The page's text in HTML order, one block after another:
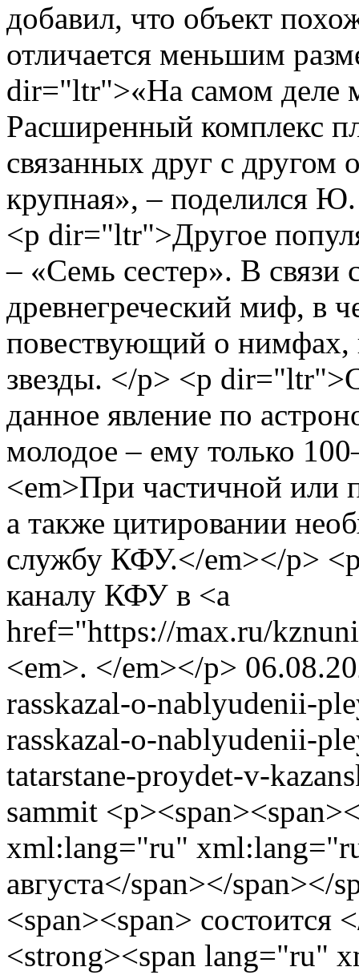
добавил, что объект
отличается меньшим
dir="ltr">«На самом деле
Расширенный комплекс
связанных друг с другом
крупная», – поделился
<p dir="ltr">Другое
– «Семь сестер». В связи
древнегреческий миф, в
повествующий о нимфах,
звезды. </p> <p
данное явление по
молодое – ему только
<em>При частичной или
а также цитировании
службу КФУ.</em></p>
каналу КФУ в <a
href="https://max.ru/
<em>. </em></p>
rasskazal-o-nablyudenii-
rasskazal-o-nablyudenii-
tatarstane-proydet-v-
sammit <p><span><span><span><strong><span lang="ru" xml:lang="ru" xml:lang="ru"><span><span>С 26 по 30 августа</span></span></span></strong><strong><span><span><span> состоится </span></span></span></strong><strong><span lang="ru" xml:lang="ru" xml:lang="ru"><span><span>V Казанский глобальный молод</span></span></span></strong><strong><span><span><span>е</span></span></span></strong><strong><span lang="ru" xml:lang="ru" xml:lang="ru"><span><span>жный саммит</span></span></span></strong><strong><span><span><span>.</span></span></span></strong></span></span></span></p> <p><span><span><span><span lang="ru" xml:lang="ru" xml:lang="ru"><span><span>Организаторами </span></span></span><span><span><span>с</span></span></span><span lang="ru" xml:lang="ru" xml:lang="ru"><span><span>аммита выступают Правительство Р</span></span></span><span><span><span>Т</span></span></span><span lang="ru" xml:lang="ru" xml:lang="ru"><span><span>, Министерство науки и высшего образования Р</span></span></span><span><span><span>Ф</span></span></span><span lang="ru" xml:lang="ru" xml:lang="ru"><span><span>, Молодежный форум Организации исламского сотрудничества и Казанский федеральный университет. </span></span></span><span><span><span>Соорганизаторы и партнеры: Группа стратегического видения «Россия – Исламский мир», Министерство по делам молодежи Республики Татарстан, Движение Первых, АНО «Академия молодежной дипломатии», Молодежный центр Республики Татарстан и интернет-журнал Enter.</span></span></span></span></span></span></p> <p><span><span><span><span lang="ru" xml:lang="ru" xml:lang="ru"><span><span>В мероприятии </span></span></span><span><span><span>примут участие </span></span></span><span lang="ru" xml:lang="ru" xml:lang="ru"><span><span>более 300 делегатов из порядка 40 стран (БРИКС, ОИС и АТР). </span></span></span></span></span></span></p> <p><span><span><span><span lang="ru" xml:lang="ru" xml:lang="ru"><span><span><span><span>Основной темой</span></span></span></span></span><span lang="ru" xml:lang="ru" xml:lang="ru"><span><span> V Казанского глобального молод</span></span></span><span><span><span>е</span></span></span><span lang="ru" xml:lang="ru" xml:lang="ru"><span><span>жного саммита будет «Образование в эпоху глобальных изменений: кадры для устойчивого развития». Ее раскроют через тематические треки: </span></span></span><span><span><span>н</span></span></span><span lang="ru" xml:lang="ru" xml:lang="ru"><span><span>овая архитектура образования – от школы до вуза и переподготовки;</span></span></span><span><span><span> н</span></span></span><span lang="ru" xml:lang="ru" xml:lang="ru"><span><span>авыки будущего;</span></span></span><span><span><span> б</span></span></span><span lang="ru" xml:lang="ru" xml:lang="ru"><span><span>удущее профессий и кадровый спрос; </span></span></span><span><span><span>б</span></span></span><span lang="ru" xml:lang="ru" xml:lang="ru"><span><span>удущие образовательные технологии и ИИ;</span></span></span><span><span><span> в</span></span></span><span lang="ru" xml:lang="ru" xml:lang="ru"><span><span>оспитание, традиционные ценности и роль культурной идентичности;</span></span></span><span><span><span> н</span></span></span><span lang="ru" xml:lang="ru" xml:lang="ru"><span><span>овые формы партнерства в сфере образования;</span></span></span><span><span><span> г</span></span></span><span lang="ru" xml:lang="ru" xml:lang="ru"><span><span>орода и регионы как пространство развития.</span></span></span></span></span></span></p> <p><span><span><span><span lang="ru" xml:lang="ru" xml:lang="ru"><span><span>Форматы саммита позволяют установить фундамент для совместных инициатив и долгосрочных проектов, а также